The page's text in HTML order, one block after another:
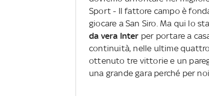
Sport - Il fattore campo è
giocare a San Siro. Ma qui lo
da vera Inter per portare a
continuità, nelle ultime
ottenuto tre vittorie e un
una grande gara perché per